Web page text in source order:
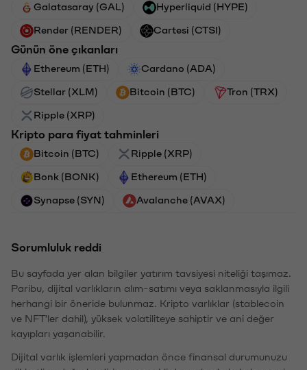
Galatasaray (GAL) Hyperliquid (HYPE)
Render (RENDER) Cartesi (CTSI)
Günün öne çıkanları
Ethereum (ETH) Cardano (ADA)
Stellar (XLM) Bitcoin (BTC) Tron (TRX)
Ripple (XRP)
Kripto para fiyat tahminleri
Bitcoin (BTC) Ripple (XRP)
Bonk (BONK) Ethereum (ETH)
Synapse (SYN) Avalanche (AVAX)
Sorumluluk reddi
Bu sayfada yer alan bilgiler yatırım tavsiyesi niteliği taşımaz.
Paribu, dijital varlıkların alım-satımı veya saklanmasıyla ilgili
herhangi bir öneride bulunmaz. Kripto varlıklar (stablecoin
ve NFT'ler dahil), yüksek volatiliteye sahiptir ve ani değer
kayıpları yaşanabilir.
Dijital varlık işlemleri yapmadan önce finansal durumunuzu